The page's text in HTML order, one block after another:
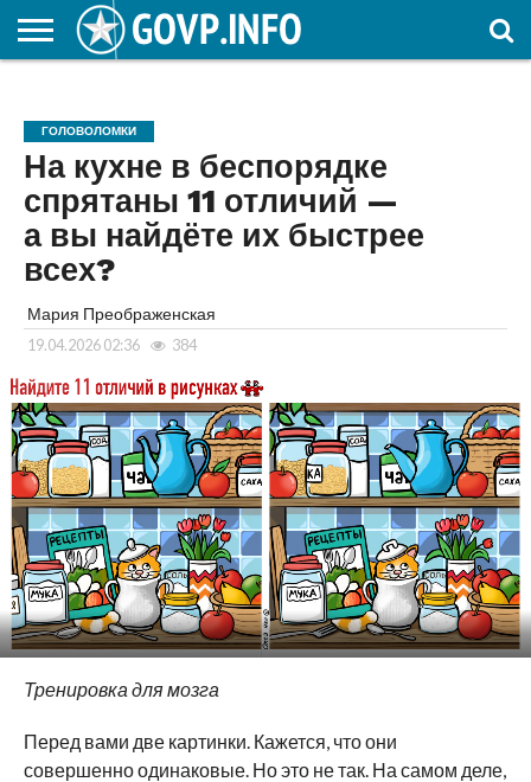
ОБРАЗОВАНИЕ
ГОЛОВОЛОМКИ
На кухне в беспорядке
спрятаны 11 отличий —
а вы найдёте их быстрее
всех?
Мария Преображенская
19.04.2026 02:36 384
Тренировка для мозга
Перед вами две картинки. Кажется, что они
совершенно одинаковые. Но это не так. На самом деле,